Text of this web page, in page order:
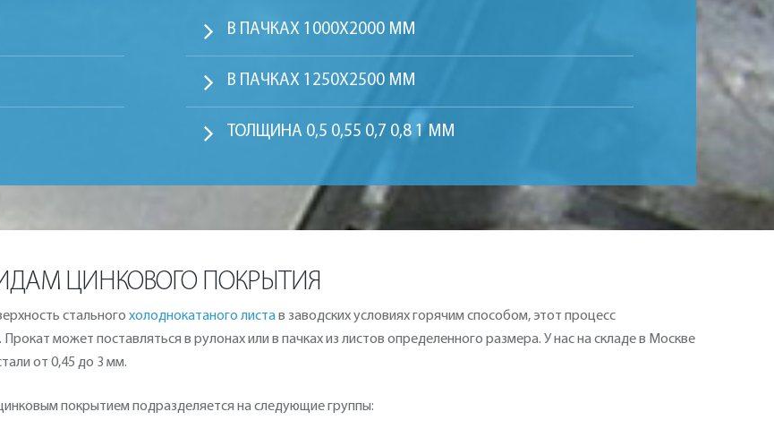
В ПАЧКАХ 1000Х2000 ММ
В ПАЧКАХ 1250Х2500 ММ
ТОЛЩИНА 0,5 0,55 0,7 0,8 1 ММ
ЦИНКОВОГО ПОКРЫТИЯ
стального холоднокатаного листав заводских условиях горячим способом, этот процесс
может поставляться в рулонах или в пачках из листов определенного размера. У нас на складе в Москве
от 0,45 до 3 мм.
покрытием подразделяется на следующие группы: